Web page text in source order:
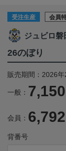
受注生産 会員
ジュビロ磐
26のぼり
販売期間：2026
一般：
会員：
背番号